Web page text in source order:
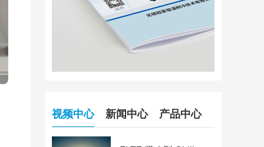
视频中心 新闻中心 产品中心